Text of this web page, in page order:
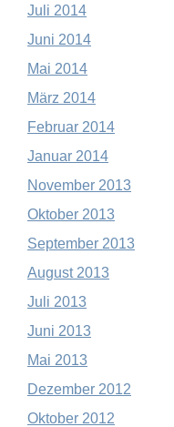
Juli 2014
Juni 2014
Mai 2014
März 2014
Februar 2014
Januar 2014
November 2013
Oktober 2013
September 2013
August 2013
Juli 2013
Juni 2013
Mai 2013
Dezember 2012
Oktober 2012